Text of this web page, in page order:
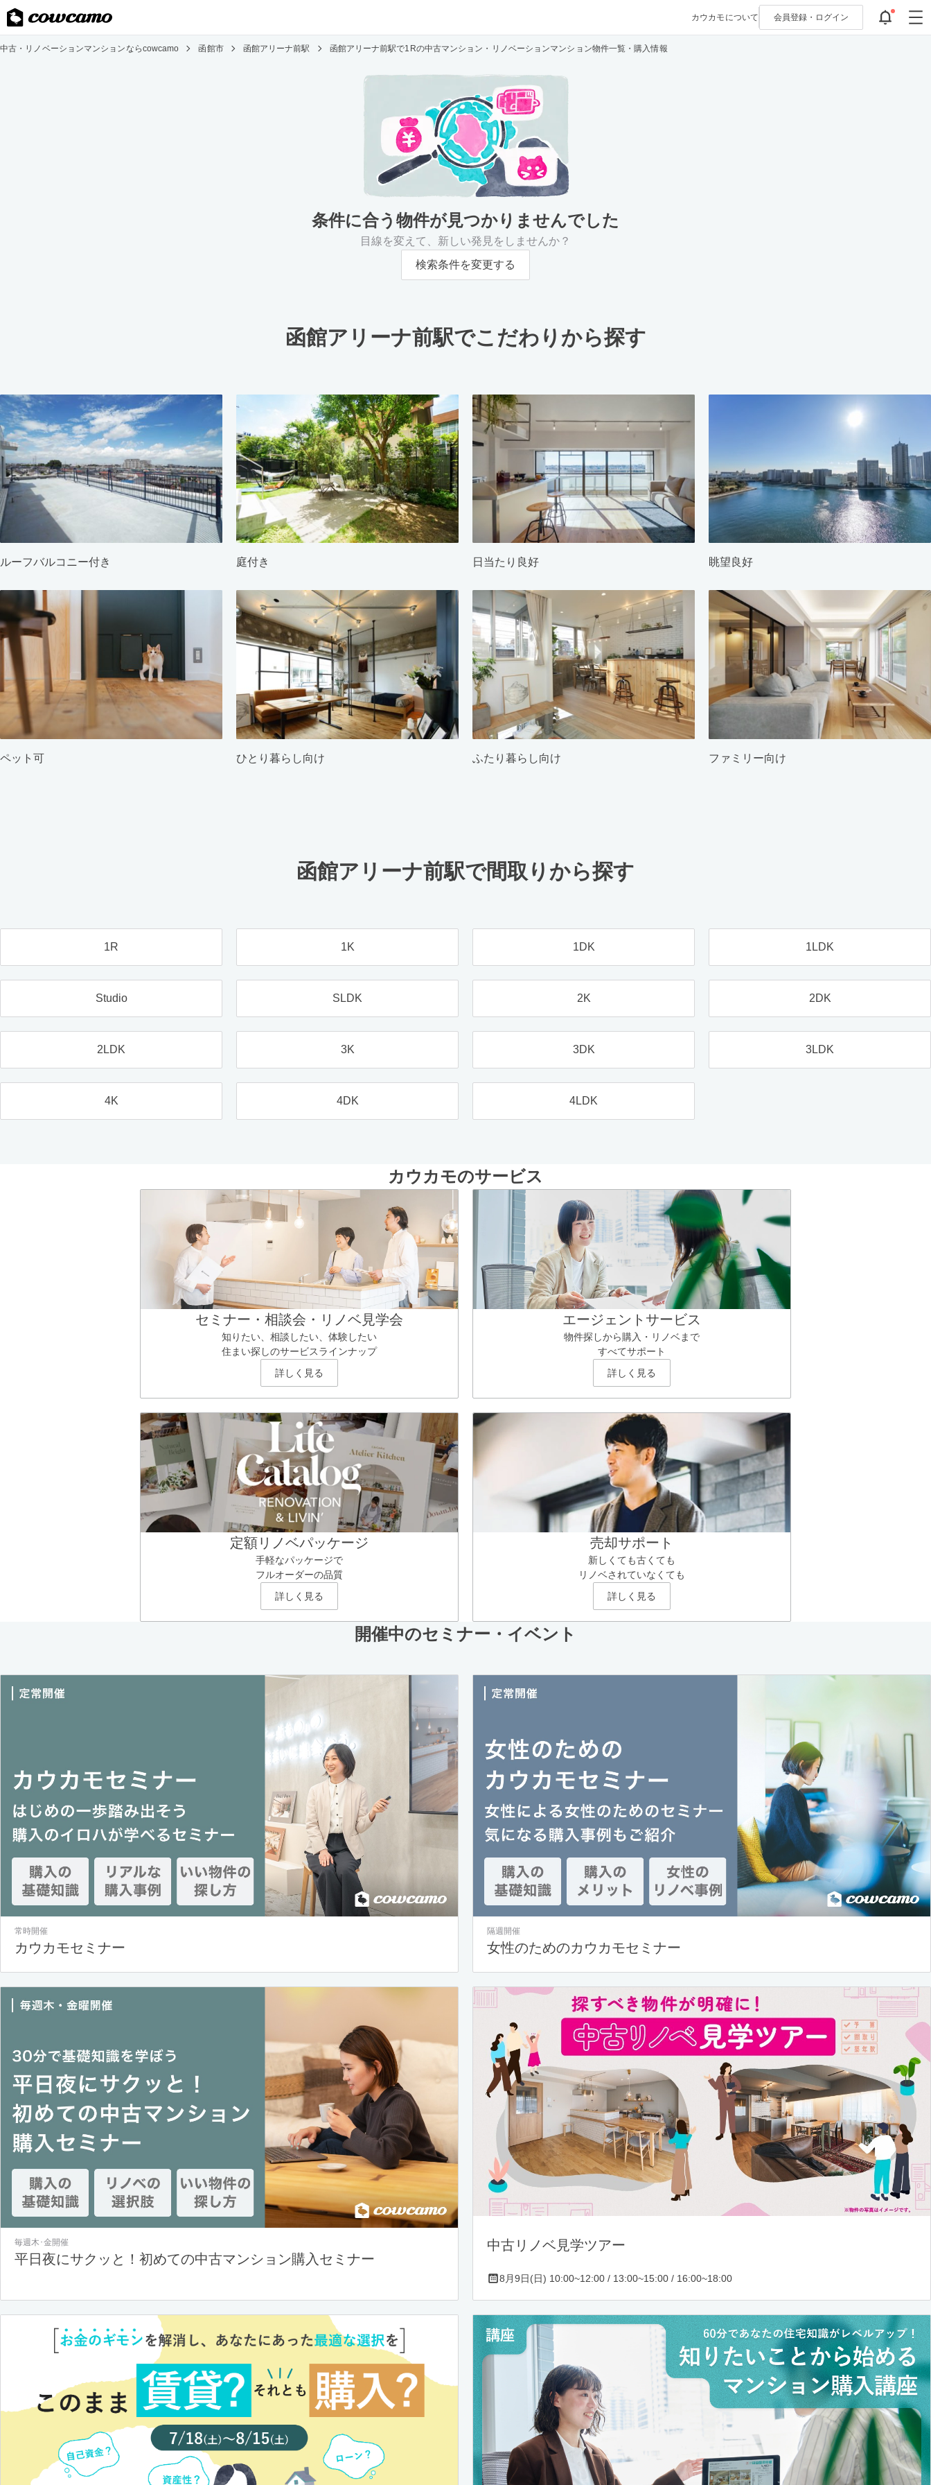
カウカモについて 会員登録・ ログイン
中古・リノベーションマンションならcowcamo 函館市 函館アリーナ前駅 函館アリーナ前駅で1Rの中古マンション・リノベーションマンション物件一覧・購入情報
条件に合う物件が見つかりませんでした
目線を変えて、新しい発見をしませんか？
検索条件を変更する
函館アリーナ前駅でこだわりから探す
ルーフバルコニー付き 庭付き 日当たり良好 眺望良好
ペット可 ひとり暮らし向け ふたり暮らし向け ファミリー向け
函館アリーナ前駅で間取りから探す
1R 1K 1DK 1LDK
Studio SLDK 2K 2DK
2LDK 3K 3DK 3LDK
4K 4DK 4LDK
カウカモのサービス
セミナー・相談会・リノベ見学会
知りたい、相談したい、体験したい
住まい探しのサービスラインナップ
詳しく見る
エージェントサービス
物件探しから購入・リノベまで
すべてサポート
詳しく見る
定額リノベパッケージ
手軽なパッケージで
フルオーダーの品質
詳しく見る
売却サポート
新しくても古くても
リノベされていなくても
詳しく見る
開催中のセミナー・イベント
常時開催
カウカモセミナー
隔週開催
女性のためのカウカモセミナー
毎週木･金開催
平日夜にサクッと！初めての中古マンション購入セミナー
中古リノベ見学ツアー
8月9日(日) 10:00~12:00 / 13:00~15:00 / 16:00~18:00